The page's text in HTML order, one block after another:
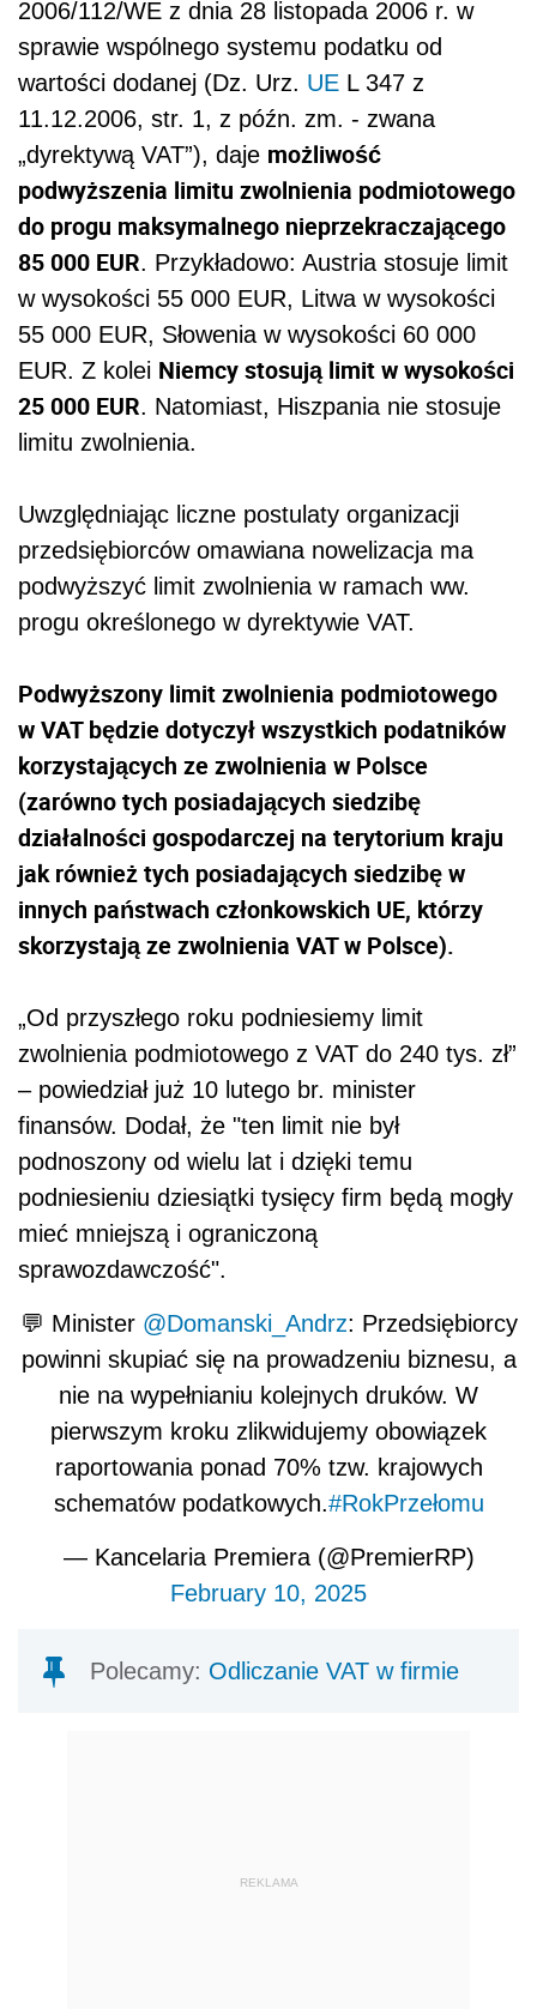
2006/112/WE z dnia 28 listopada 2006 r. w
sprawie wspólnego systemu podatku od
wartości dodanej (Dz. Urz. UE L 347 z
11.12.2006, str. 1, z późn. zm. - zwana
„dyrektywą VAT”), daje możliwość
podwyższenia limitu zwolnienia podmiotowego
do progu maksymalnego nieprzekraczającego
85 000 EUR. Przykładowo: Austria stosuje limit
w wysokości 55 000 EUR, Litwa w wysokości
55 000 EUR, Słowenia w wysokości 60 000
EUR. Z kolei Niemcy stosują limit w wysokości
25 000 EUR. Natomiast, Hiszpania nie stosuje
limitu zwolnienia.
Uwzględniając liczne postulaty organizacji
przedsiębiorców omawiana nowelizacja ma
podwyższyć limit zwolnienia w ramach ww.
progu określonego w dyrektywie VAT.
Podwyższony limit zwolnienia podmiotowego
w VAT będzie dotyczył wszystkich podatników
korzystających ze zwolnienia w Polsce
(zarówno tych posiadających siedzibę
działalności gospodarczej na terytorium kraju
jak również tych posiadających siedzibę w
innych państwach członkowskich UE, którzy
skorzystają ze zwolnienia VAT w Polsce).
„Od przyszłego roku podniesiemy limit
zwolnienia podmiotowego z VAT do 240 tys. zł”
– powiedział już 10 lutego br. minister
finansów. Dodał, że "ten limit nie był
podnoszony od wielu lat i dzięki temu
podniesieniu dziesiątki tysięcy firm będą mogły
mieć mniejszą i ograniczoną
sprawozdawczość".
💬 Minister @Domanski_Andrz: Przedsiębiorcy
powinni skupiać się na prowadzeniu biznesu, a
nie na wypełnianiu kolejnych druków. W
pierwszym kroku zlikwidujemy obowiązek
raportowania ponad 70% tzw. krajowych
schematów podatkowych.#RokPrzełomu
— Kancelaria Premiera (@PremierRP)
February 10, 2025
Polecamy: Odliczanie VAT w firmie
REKLAMA